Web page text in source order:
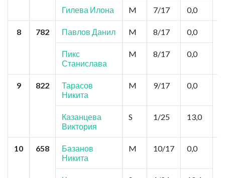
Гилева Илона M 7/17 0,0
8 782 Павлов Данил M 8/17 0,0
Пикс
Станислава
M 8/17 0,0
9 822
Тарасов
Никита
M 9/17 0,0
Казанцева
Виктория
S 1/25 13,0
10 658
Базанов
Никита
M 10/17 0,0